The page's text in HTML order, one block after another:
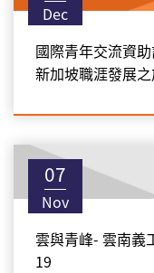
Dec
國際青年交流資
新加坡職涯發展
07
Nov
雲與青峰- 雲南義
19